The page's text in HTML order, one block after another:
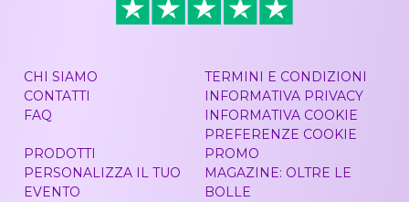
CHI SIAMO
CONTATTI
FAQ
TERMINI E CONDIZIONI
INFORMATIVA PRIVACY
INFORMATIVA COOKIE
PREFERENZE COOKIE
PRODOTTI
PERSONALIZZA IL TUO
EVENTO
PROMO
MAGAZINE: OLTRE LE
BOLLE